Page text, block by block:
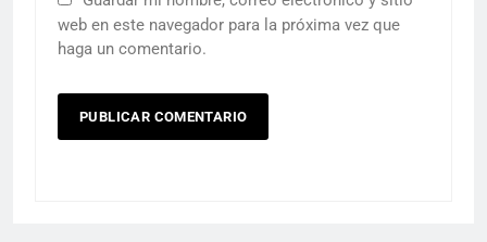
web en este navegador para la próxima vez que
haga un comentario.